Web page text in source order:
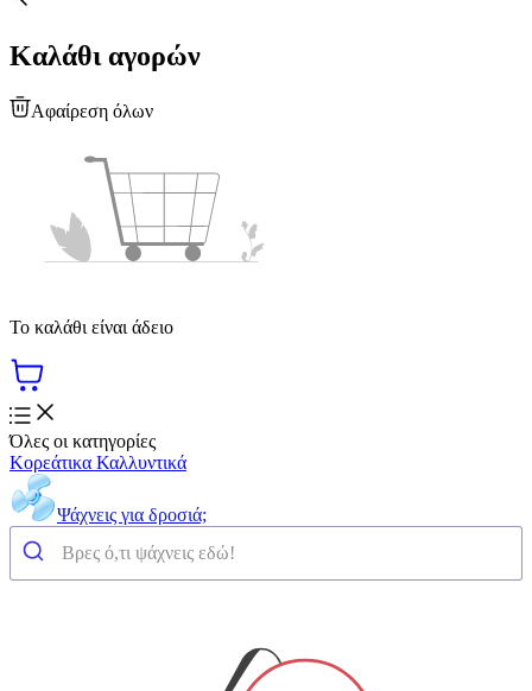
Καλάθι αγορών
Αφαίρεση όλων
Το καλάθι είναι άδειο
Όλες οι κατηγορίες
Κορεάτικα Καλλυντικά
Ψάχνεις για δροσιά;